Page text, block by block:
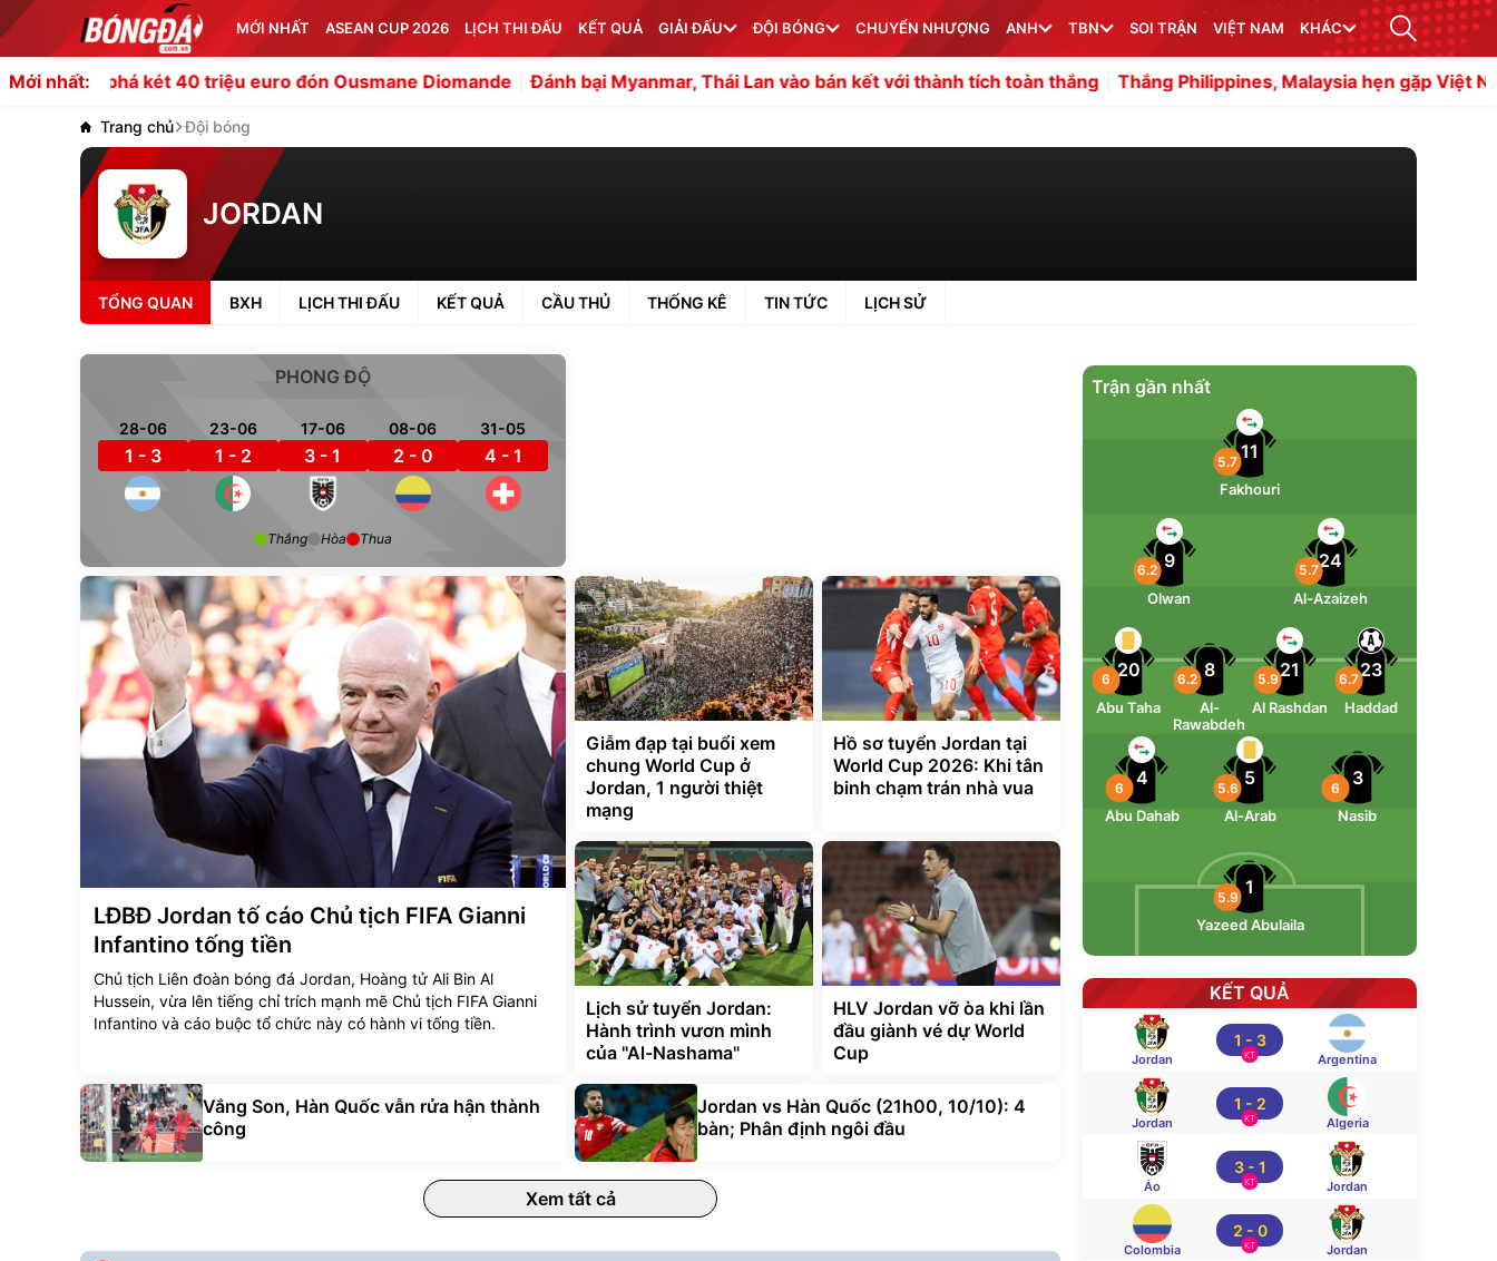
MỚI NHẤT ASEAN CUP 2026 LỊCH THI ĐẤU KẾT QUẢ GIẢI ĐẤU ĐỘI BÓNG CHUYỂN NHƯỢNG ANH TBN SOI TRẬN VIỆT NAM KHÁC
Mới nhất:
40 triệu euro đón Ousmane Diomande Đánh bại Myanmar, Thái Lan vào bán kết với thành tích toàn thắng Thắng Philippines, Malaysia hẹn gặp Việt Nam ở bán kết
Trang chủ Đội bóng
JORDAN
TỔNG QUAN BXH LỊCH THI ĐẤU KẾT QUẢ CẦU THỦ THỐNG KÊ TIN TỨC LỊCH SỬ
PHONG ĐỘ
28-06
1 - 3
23-06
1 - 2
17-06
3 - 1
08-06
2 - 0
31-05
4 - 1
Thắng Hòa Thua
LĐBĐ Jordan tố cáo Chủ tịch FIFA Gianni
Infantino tống tiền
Chủ tịch Liên đoàn bóng đá Jordan, Hoàng tử Ali Bin Al
Hussein, vừa lên tiếng chỉ trích mạnh mẽ Chủ tịch FIFA Gianni
Infantino và cáo buộc tổ chức này có hành vi tống tiền.
Giẫm đạp tại buổi xem
chung World Cup ở
Jordan, 1 người thiệt
mạng
Hồ sơ tuyển Jordan tại
World Cup 2026: Khi tân
binh chạm trán nhà vua
Lịch sử tuyển Jordan:
Hành trình vươn mình
của "Al-Nashama"
HLV Jordan vỡ òa khi lần
đầu giành vé dự World
Cup
Vắng Son, Hàn Quốc vẫn rửa hận thành
công
Jordan vs Hàn Quốc (21h00, 10/10): 4
bàn; Phân định ngôi đầu
Xem tất cả
Trận gần nhất
11
Fakhouri
5.7
9
Olwan
6.2 24
Al-Azaizeh
5.7
20
Abu Taha
6 8
Al-
Rawabdeh
6.2 21
Al Rashdan
5.9 23
Haddad
6.7
4
Abu Dahab
6 5
Al-Arab
5.6 3
Nasib
6
1
Yazeed Abulaila
5.9
KẾT QUẢ
Jordan
1 - 3
KT Argentina
Jordan
1 - 2
KT Algeria
Áo
3 - 1
KT Jordan
Colombia
2 - 0
KT Jordan